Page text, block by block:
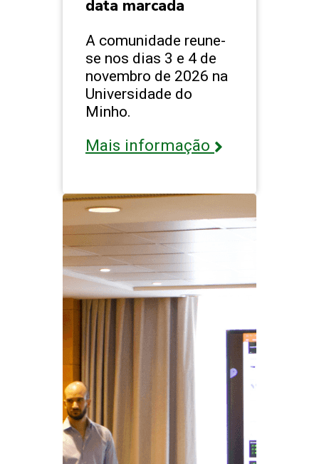
data marcada
A comunidade reune-
se nos dias 3 e 4 de
novembro de 2026 na
Universidade do
Minho.
Mais informação